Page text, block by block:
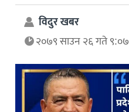
विदुर खबर
२०७९ साउन २६ गते ९:०७